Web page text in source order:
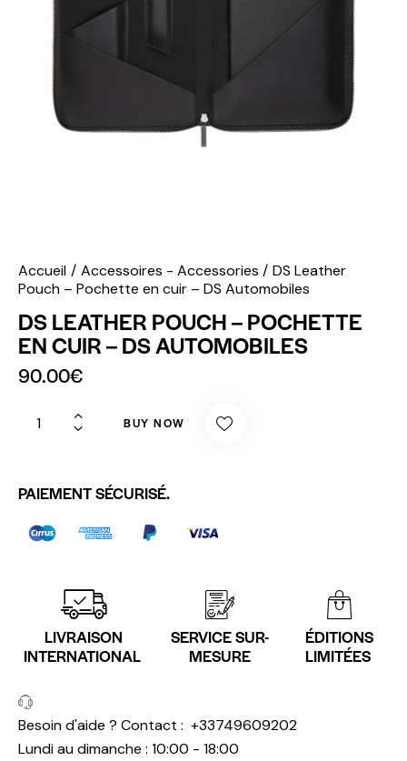
Accueil Accessoires - Accessories
DS Leather
Pouch – Pochette en cuir – DS Automobiles
DS LEATHER POUCH – POCHETTE
EN CUIR – DS AUTOMOBILES
90.00€
BUY NOW
PAIEMENT SÉCURISÉ.
LIVRAISON
INTERNATIONAL
SERVICE SUR-
MESURE
ÉDITIONS
LIMITÉES
Besoin d'aide ? Contact : +33749609202
Lundi au dimanche : 10:00 - 18:00